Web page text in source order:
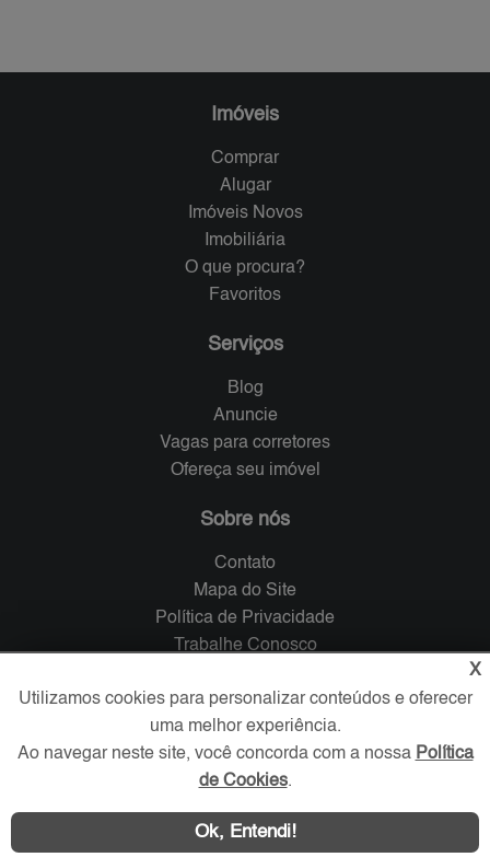
Imóveis
Comprar
Alugar
Imóveis Novos
Imobiliária
O que procura?
Favoritos
Serviços
Blog
Anuncie
Vagas para corretores
Ofereça seu imóvel
Sobre nós
Contato
Mapa do Site
Política de Privacidade
Trabalhe Conosco
Verificada por
Redes Sociais
X
Utilizamos cookies para personalizar conteúdos e oferecer
uma melhor experiência.
Ao navegar neste site, você concorda com a nossa Política
de Cookies.
Ok, Entendi!